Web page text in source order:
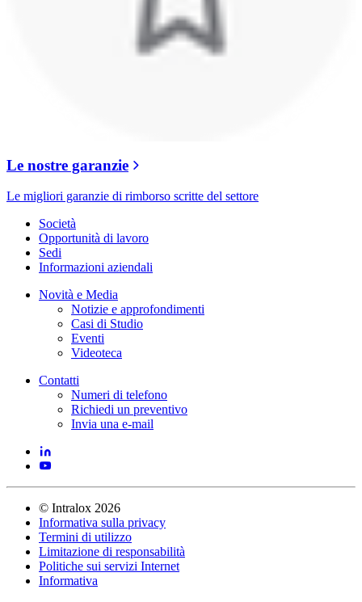
Le nostre garanzie
Le migliori garanzie di rimborso scritte del settore
Società
Opportunità di lavoro
Sedi
Informazioni aziendali
Novità e Media
Notizie e approfondimenti
Casi di Studio
Eventi
Videoteca
Contatti
Numeri di telefono
Richiedi un preventivo
Invia una e-mail
© Intralox 2026
Informativa sulla privacy
Termini di utilizzo
Limitazione di responsabilità
Politiche sui servizi Internet
Informativa